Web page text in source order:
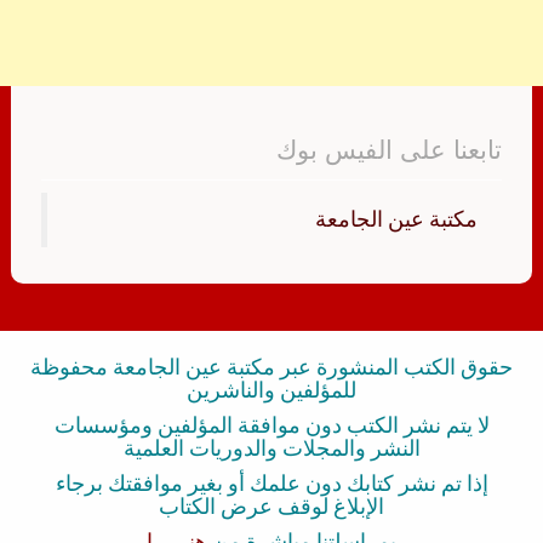
تابعنا على الفيس بوك
‏مكتبة عين الجامعة‏
حقوق الكتب المنشورة عبر مكتبة عين الجامعة محفوظة
للمؤلفين والناشرين
لا يتم نشر الكتب دون موافقة المؤلفين ومؤسسات
النشر والمجلات والدوريات العلمية
إذا تم نشر كتابك دون علمك أو بغير موافقتك برجاء
الإبلاغ لوقف عرض الكتاب